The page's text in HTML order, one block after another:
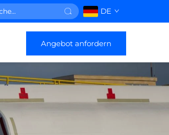
DE
Angebot anfordern